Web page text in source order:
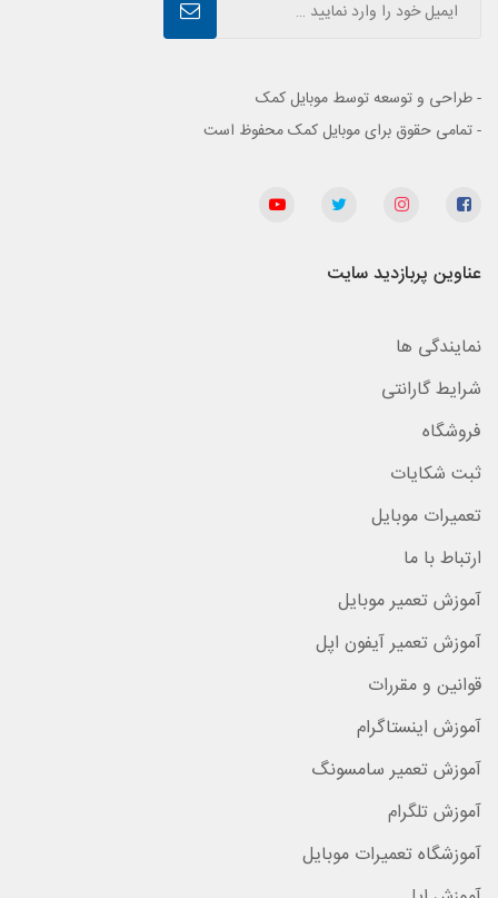
- طراحی و توسعه توسط موبایل کمک
- تمامی حقوق برای موبایل کمک محفوظ است
عناوین پربازدید سایت
نمایندگی ها
شرایط گارانتی
فروشگاه
ثبت شکایات
تعمیرات موبایل
ارتباط با ما
آموزش تعمیر موبایل
آموزش تعمیر آیفون اپل
قوانین و مقررات
آموزش اینستاگرام
آموزش تعمیر سامسونگ
آموزش تلگرام
آموزشگاه تعمیرات موبایل